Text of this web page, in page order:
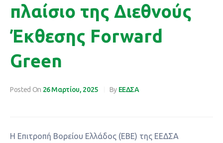
Posted On 26 Μαρτίου, 2025 By ΕΕΔΣΑ
πλαίσιο της Διεθνούς
Έκθεσης Forward
Green
Η Επιτροπή Βορείου Ελλάδος (ΕΒΕ) της ΕΕΔΣΑ